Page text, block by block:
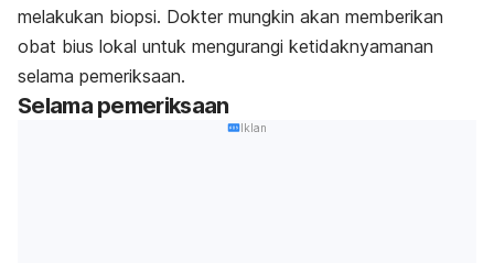
melakukan biopsi. Dokter mungkin akan memberikan
obat bius lokal untuk mengurangi ketidaknyamanan
selama pemeriksaan.
Selama pemeriksaan
Iklan